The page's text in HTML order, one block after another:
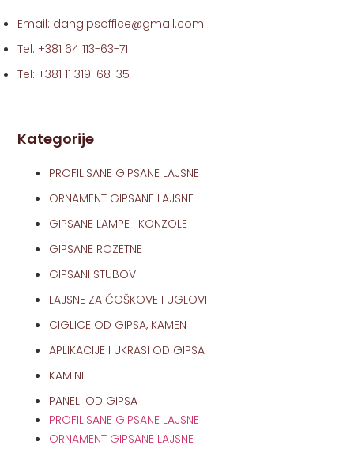
Kategorije
PROFILISANE GIPSANE LAJSNE
ORNAMENT GIPSANE LAJSNE
GIPSANE LAMPE I KONZOLE
GIPSANE ROZETNE
GIPSANI STUBOVI
LAJSNE ZA ĆOŠKOVE I UGLOVI
CIGLICE OD GIPSA, KAMEN
APLIKACIJE I UKRASI OD GIPSA
KAMINI
PANELI OD GIPSA
PROFILISANE GIPSANE LAJSNE
ORNAMENT GIPSANE LAJSNE
Email: dangipsoffice@gmail.com
Tel: +381 64 113-63-71
Tel: +381 11 319-68-35